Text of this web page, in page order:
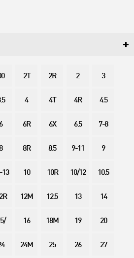
2T 2R 2 3
4 4T 4R 4.5
6 6R 6X 6.5 7-8
8R 8.5 9-11 9
13 10 10R 10/12 10.5
12M 12.5 13 14
16 18M 19 20
24M 25 26 27